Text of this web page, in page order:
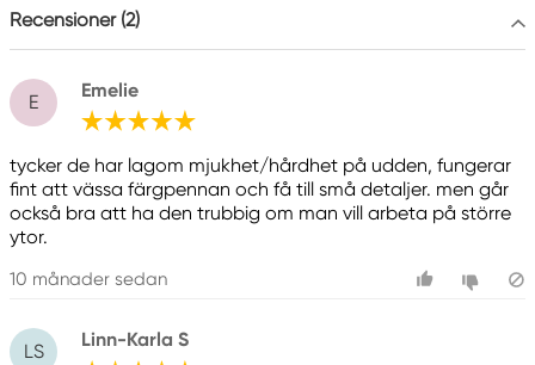
Recensioner (2)
E
Emelie
tycker de har lagom mjukhet/hårdhet på udden, fungerar
fint att vässa färgpennan och få till små detaljer. men går
också bra att ha den trubbig om man vill arbeta på större
ytor.
10 månader sedan
LS
Linn-Karla S